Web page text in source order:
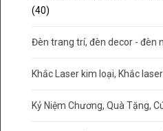
(40)
Đèn trang trí, đèn decor - đèn
Khắc Laser kim loại, Khắc
Kỷ Niệm Chương, Quà Tặng,